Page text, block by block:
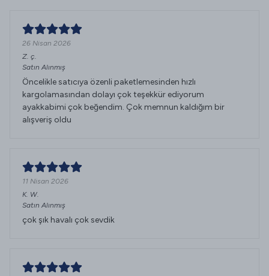
26 Nisan 2026
Z. ç.
Satın Alınmış
Öncelikle satıcıya özenli paketlemesinden hızlı
kargolamasından dolayı çok teşekkür ediyorum
ayakkabimi çok beğendim. Çok memnun kaldığım bir
alışveriş oldu
11 Nisan 2026
K. W.
Satın Alınmış
çok şık havalı çok sevdik